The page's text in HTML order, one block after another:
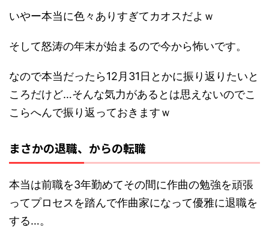
いやー本当に色々ありすぎてカオスだよｗ
そして怒涛の年末が始まるので今から怖いです。
なので本当だったら12月31日とかに振り返りたいと
ころだけど…そんな気力があるとは思えないのでこ
こらへんで振り返っておきますｗ
まさかの退職、からの転職
本当は前職を3年勤めてその間に作曲の勉強を頑張
ってプロセスを踏んで作曲家になって優雅に退職を
する…。